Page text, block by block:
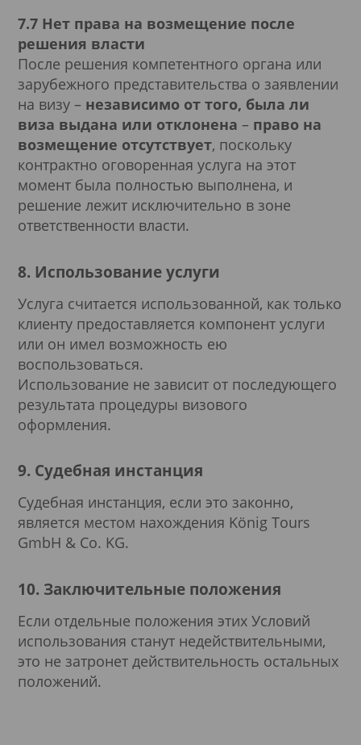
7.7 Нет права на возмещение после
решения власти
После решения компетентного органа или
зарубежного представительства о заявлении
на визу – независимо от того, была ли
виза выдана или отклонена – право на
возмещение отсутствует, поскольку
контрактно оговоренная услуга на этот
момент была полностью выполнена, и
решение лежит исключительно в зоне
ответственности власти.
8. Использование услуги
Услуга считается использованной, как только
клиенту предоставляется компонент услуги
или он имел возможность ею
воспользоваться.
Использование не зависит от последующего
результата процедуры визового
оформления.
9. Судебная инстанция
Судебная инстанция, если это законно,
является местом нахождения König Tours
GmbH & Co. KG.
10. Заключительные положения
Если отдельные положения этих Условий
использования станут недействительными,
это не затронет действительность остальных
положений.